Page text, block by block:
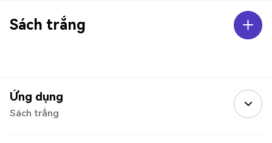
Sách trắng
Ứng dụng
Sách trắng